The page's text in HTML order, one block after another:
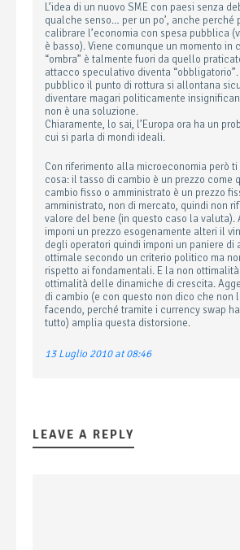
L’idea di un nuovo SME con paesi senza
qualche senso… per un po’, anche perché
calibrare l’economia con spesa pubblica
è basso). Viene comunque un momento in
“ombra” è talmente fuori da quello
attacco speculativo diventa
pubblico il punto di rottura si allontana
diventare magari politicamente
non è una soluzione.
Chiaramente, lo sai, l’Europa ora ha un
cui si parla di mondi ideali.
Con riferimento alla microeconomia però
cosa: il tasso di cambio è un prezzo come
cambio fisso o amministrato è un prezzo
amministrato, non di mercato, quindi non
valore del bene (in questo caso la valuta).
imponi un prezzo esogenamente alteri il
degli operatori quindi imponi un paniere di
ottimale secondo un criterio politico ma
rispetto ai fondamentali. E la non
ottimalità delle dinamiche di crescita.
di cambio (e con questo non dico che non
facendo, perché tramite i currency swap
tutto) amplia questa distorsione.
13 Luglio 2010 at 08:46
LEAVE A REPLY